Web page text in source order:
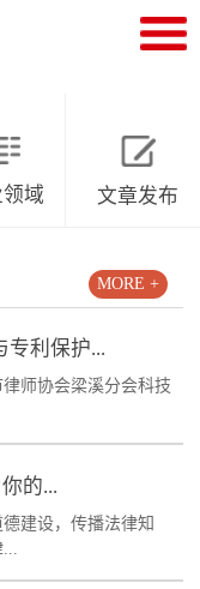
域 文章发布
专利保护...
师协会梁溪分会科技
的...
建设，传播法律知
MORE +